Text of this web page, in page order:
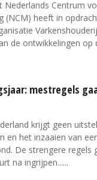
Nederlands Centrum
(NCM) heeft in
de ontwikkelingen op
mestregels
krijgt geen
en het inzaaien van
De strengere regels
na ingrijpen...